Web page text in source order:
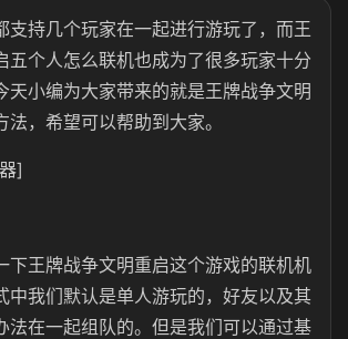
支持几个玩家在一起进行游玩了，而王
五个人怎么联机也成为了很多玩家十分
天小编为大家带来的就是王牌战争文明
法，希望可以帮助到大家。
]
下王牌战争文明重启这个游戏的联机机
中我们默认是单人游玩的，好友以及其
法在一起组队的。但是我们可以通过基